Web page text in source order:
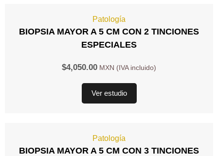
Patología
BIOPSIA MAYOR A 5 CM CON 2 TINCIONES
ESPECIALES
$4,050.00
Ver estudio
Patología
BIOPSIA MAYOR A 5 CM CON 3 TINCIONES